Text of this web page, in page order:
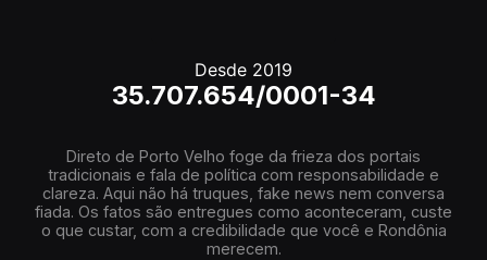
Desde 2019
35.707.654/0001-34
Direto de Porto Velho foge da frieza dos portais
tradicionais e fala de política com responsabilidade e
clareza. Aqui não há truques, fake news nem conversa
fiada. Os fatos são entregues como aconteceram, custe
o que custar, com a credibilidade que você e Rondônia
merecem.